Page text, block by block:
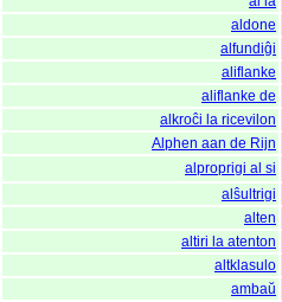
aldone
alfundiĝi
aliflanke
aliflanke de
alkroĉi la ricevilon
Alphen aan de Rijn
alproprigi al si
alŝultrigi
alten
altiri la atenton
altklasulo
ambaŭ